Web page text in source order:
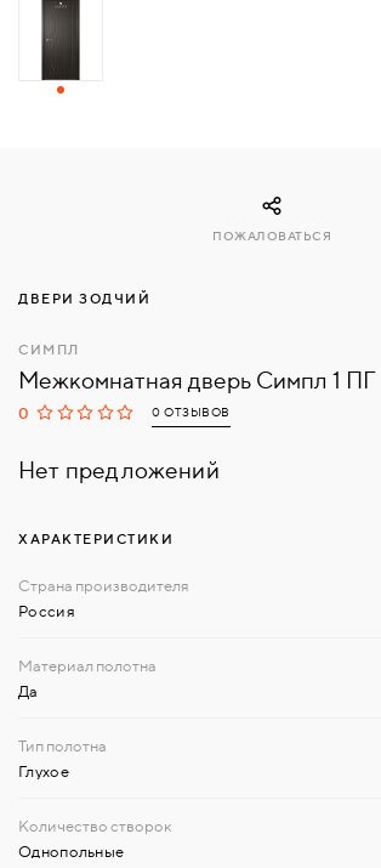
ДВЕРИ ЗОДЧИЙ
СИМПЛ
Межкомнатная дверь Симпл 1 ПГ
0 0 ОТЗЫВОВ
Нет предложений
ПОЖАЛОВАТЬСЯ
ХАРАКТЕРИСТИКИ
Россия
Да
Глухое
Однопольные